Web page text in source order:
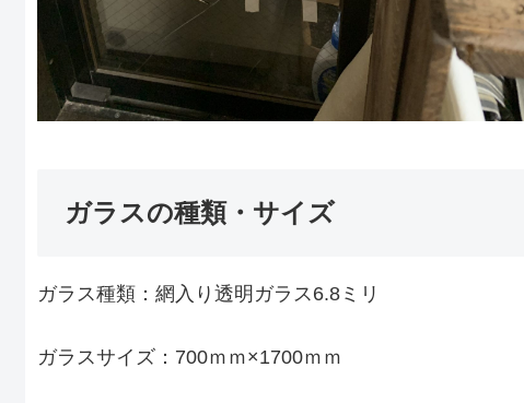
ガラスの種類・サイズ
ガラス種類：網入り透明ガラス6.8ミリ
ガラスサイズ：700ｍｍ×1700ｍｍ